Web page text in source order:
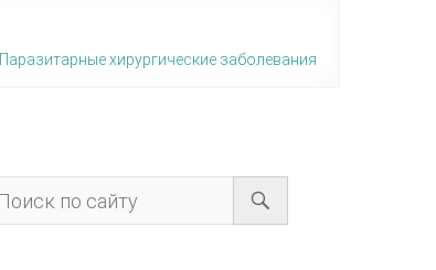
Паразитарные хирургические заболевания